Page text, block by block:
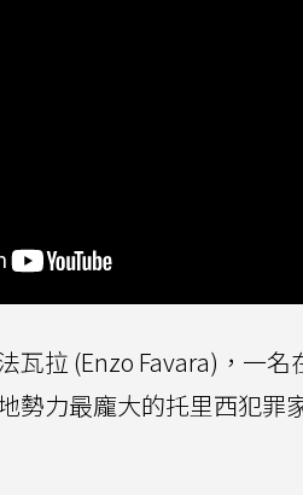
瓦拉 (Enzo Favara)，一
勢力最龐大的托里西犯